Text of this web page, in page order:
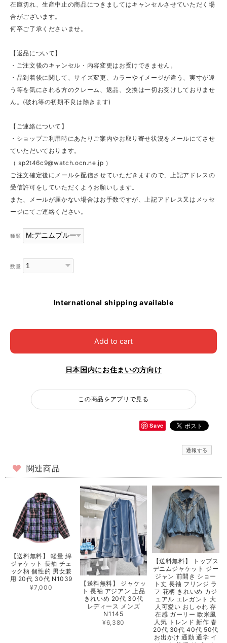
在庫切れ、生産中止の商品につきましてはキャンセルさせていただく場
合がございます。
何卒ご了承くださいませ。
【返品について】
・ご注文後のキャンセル・内容変更はお受けできません。
・品到着後に関して、サイズ変更、カラーやイメージが違う、実寸が違
う等を気にされる方のクレーム、返品、交換は一切お受けしておりませ
ん。(破れ等の初期不良は除きます)
【ご連絡について】
・ショップご利用時にあたりご案内やお取り寄せ状況をメールにてさせ
ていただいております。
（sp2t46c9@watch.ocn.ne.jp ）
ご注文確定後にメールを配信させていただきますので、上記アドレスの
受信許可をしていただくようお願いします。
また、メールが届かない場合はお手数ですが、上記アドレス又はメッセ
ージにてご連絡ください。
種類
数量
International shipping available
Add to cart
日本国内にお住まいの方向け
この商品をアプリで見る
Save
通報する
関連商品
【送料無料】 軽量 綿
ジャケット 長袖 チェ
ック柄 個性的 男女兼
用 20代 30代 N1039
¥7,000
【送料無料】 ジャケッ
ト 長袖 アジアン 上品
きれいめ 20代 30代
レディース メンズ
N1145
¥6,380
【送料無料】 トップス
デニムジャケット ジー
ジャン 前開き ショー
ト丈 長袖 フリンジ ラ
フ 花柄 きれいめ カジ
ュアル エレガント 大
人可愛い おしゃれ 存
在感 ガーリー 欧米風
人気 トレンド 新作 春
20代 30代 40代 50代
お出かけ 通勤 通学 イ